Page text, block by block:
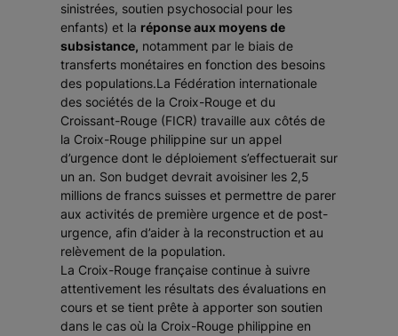
sinistrées, soutien psychosocial pour les
enfants) et la réponse aux moyens de
subsistance, notamment par le biais de
transferts monétaires en fonction des besoins
des populations.La Fédération internationale
des sociétés de la Croix-Rouge et du
Croissant-Rouge (FICR) travaille aux côtés de
la Croix-Rouge philippine sur un appel
d’urgence dont le déploiement s’effectuerait sur
un an. Son budget devrait avoisiner les 2,5
millions de francs suisses et permettre de parer
aux activités de première urgence et de post-
urgence, afin d’aider à la reconstruction et au
relèvement de la population.
La Croix-Rouge française continue à suivre
attentivement les résultats des évaluations en
cours et se tient prête à apporter son soutien
dans le cas où la Croix-Rouge philippine en